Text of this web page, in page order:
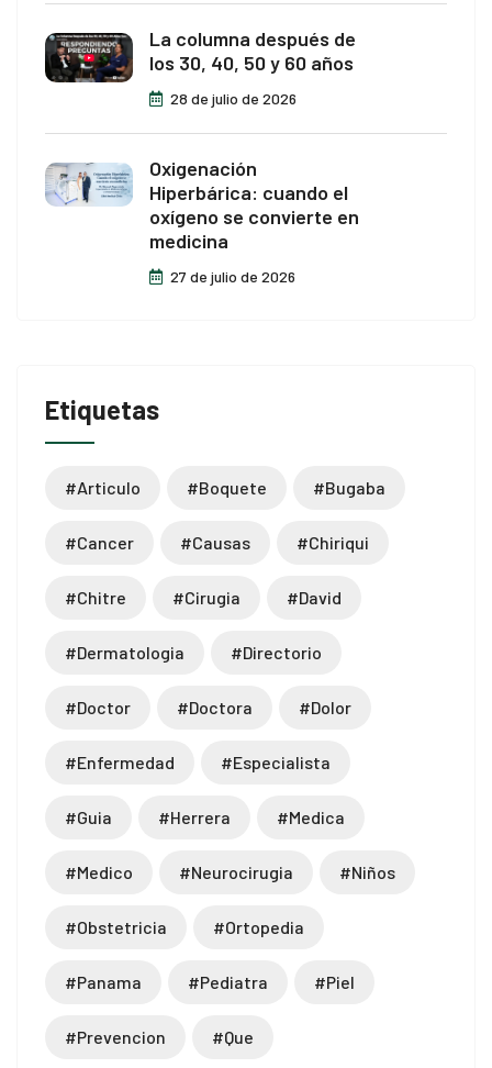
La columna después de
los 30, 40, 50 y 60 años
28 de julio de 2026
Oxigenación
Hiperbárica: cuando el
oxígeno se convierte en
medicina
27 de julio de 2026
Etiquetas
#articulo #boquete #bugaba
#cancer #causas #chiriqui
#chitre #cirugia #david
#dermatologia #directorio
#doctor #doctora #dolor
#enfermedad #especialista
#guia #herrera #medica
#medico #neurocirugia #niños
#obstetricia #ortopedia
#panama #pediatra #piel
#prevencion #que